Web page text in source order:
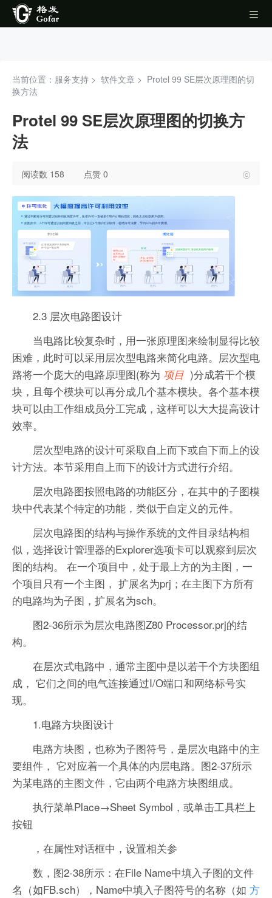
当前位置：服务支持 > 软件文章 > Protel 99 SE层次原理图的切
换方法
Protel 99 SE层次原理图的切换方
法
阅读数 158 点赞 0
2.3 层次电路图设计
当电路比较复杂时，用一张原理图来绘制显得比较
困难，此时可以采用层次型电路来简化电路。层次型电
路将一个庞大的电路原理图(称为 项目 )分成若干个模
块，且每个模块可以再分成几个基本模块。各个基本模
块可以由工作组成员分工完成，这样可以大大提高设计
效率。
层次型电路的设计可采取自上而下或自下而上的设
计方法。本节采用自上而下的设计方式进行介绍。
层次电路图按照电路的功能区分，在其中的子图模
块中代表某个特定的功能，类似于自定义的元件。
层次电路图的结构与操作系统的文件目录结构相
似，选择设计管理器的Explorer选项卡可以观察到层次
图的结构。 在一个项目中，处于最上方的为主图，一
个项目只有一个主图， 扩展名为prj；在主图下方所有
的电路均为子图，扩展名为sch。
图2-36所示为层次电路图Z80 Processor.prj的结
构。
在层次式电路中，通常主图中是以若干个方块图组
成， 它们之间的电气连接通过I/O端口和网络标号实
现。
1.电路方块图设计
电路方块图，也称为子图符号，是层次电路中的主
要组件， 它对应着一个具体的内层电路。图2-37所示
为某电路的主图文件，它由两个电路方块图组成。
执行菜单Place→Sheet Symbol，或单击工具栏上
按钮
，在属性对话框中，设置相关参
数，图2-38所示：在File Name中填入子图的文件
名（如FB.sch），Name中填入子图符号的名称（如 方